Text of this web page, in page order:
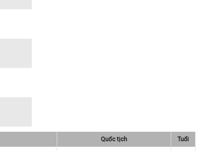
Quốc tịch Tuổi